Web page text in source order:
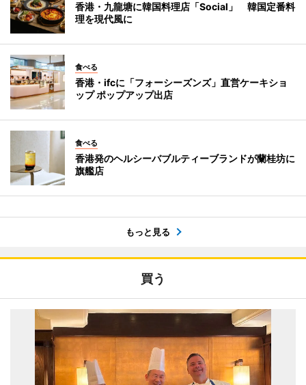
香港・九龍塘に韓国料理店「Social」 韓国定番料
理を現代風に
食べる
香港・ifcに「フォーシーズンズ」直営ケーキショ
ップ ポップアップ出店
食べる
香港発のヘルシーバブルティーブランドが蘭桂坊に
旗艦店
もっと見る
買う